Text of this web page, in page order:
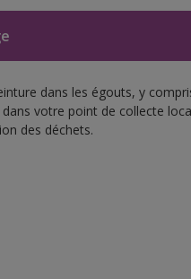
dans les égouts, y
votre point de collecte
des déchets.